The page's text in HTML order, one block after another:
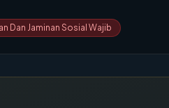
Dan Jaminan Sosial Wajib